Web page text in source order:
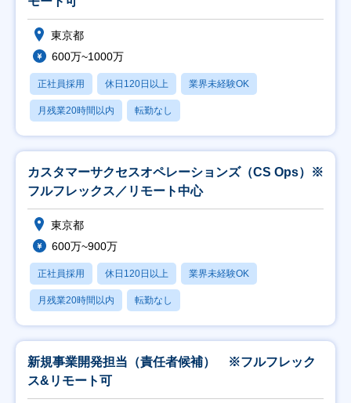
東京都
600万~1000万
正社員採用 休日120日以上 業界未経験OK
月残業20時間以内 転勤なし
カスタマーサクセスオペレーションズ（CS Ops）※
フルフレックス／リモート中心
東京都
600万~900万
正社員採用 休日120日以上 業界未経験OK
月残業20時間以内 転勤なし
新規事業開発担当（責任者候補） ※フルフレック
ス&リモート可